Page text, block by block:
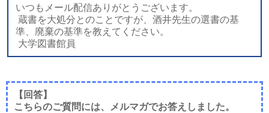
いつもメール配信ありがとうございます。
蔵書を大処分とのことですが、酒井先生の選書の基
準、廃棄の基準を教えてください。
大学図書館員
【回答】
こちらのご質問には、メルマガでお答えしました。